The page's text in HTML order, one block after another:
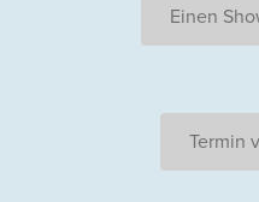
Einen
Termin